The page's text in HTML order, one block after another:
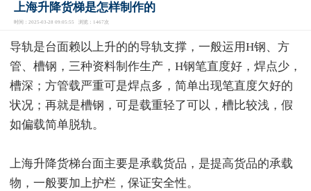
上海升降货梯是怎样制作的
时间：2025-03-28 09:05:55 浏览：1467次
导轨是台面赖以上升的的导轨支撑，一般运用H钢、方
管、槽钢，三种资料制作生产，H钢笔直度好，焊点少，
槽深；方管载严重可是焊点多，简单出现笔直度欠好的
状况；再就是槽钢，可是载重轻了可以，槽比较浅，假
如偏载简单脱轨。
上海升降货梯台面主要是承载货品，是提高货品的承载
物，一般要加上护栏，保证安全性。